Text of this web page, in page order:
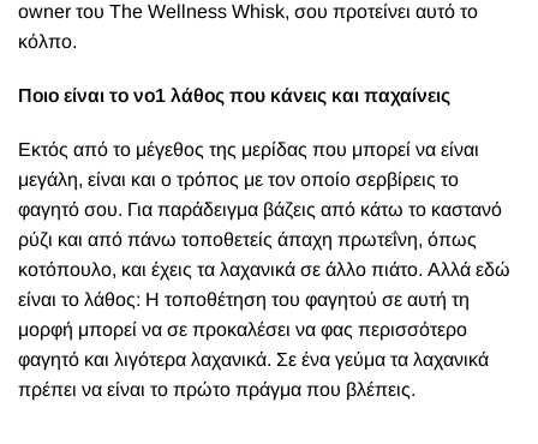
owner του The Wellness Whisk, σου προτείνει αυτό το
κόλπο.
Ποιο είναι το νο1 λάθος που κάνεις και παχαίνεις
Εκτός από το μέγεθος της μερίδας που μπορεί να είναι
μεγάλη, είναι και ο τρόπος με τον οποίο σερβίρεις το
φαγητό σου. Για παράδειγμα βάζεις από κάτω το καστανό
ρύζι και από πάνω τοποθετείς άπαχη πρωτεΐνη, όπως
κοτόπουλο, και έχεις τα λαχανικά σε άλλο πιάτο. Αλλά εδώ
είναι το λάθος: Η τοποθέτηση του φαγητού σε αυτή τη
μορφή μπορεί να σε προκαλέσει να φας περισσότερο
φαγητό και λιγότερα λαχανικά. Σε ένα γεύμα τα λαχανικά
πρέπει να είναι το πρώτο πράγμα που βλέπεις.